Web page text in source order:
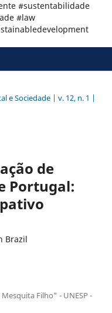
#sustentabilidade
#law
e Sociedade | v. 12, n. 1 |
de
Portugal:
Brazil
Filho" - UNESP -